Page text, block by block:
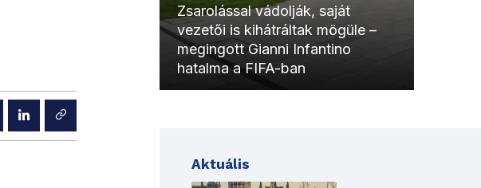
Zsarolással vádolják, saját
vezetői is kihátráltak mögüle –
megingott Gianni Infantino
hatalma a FIFA-ban
Aktuális